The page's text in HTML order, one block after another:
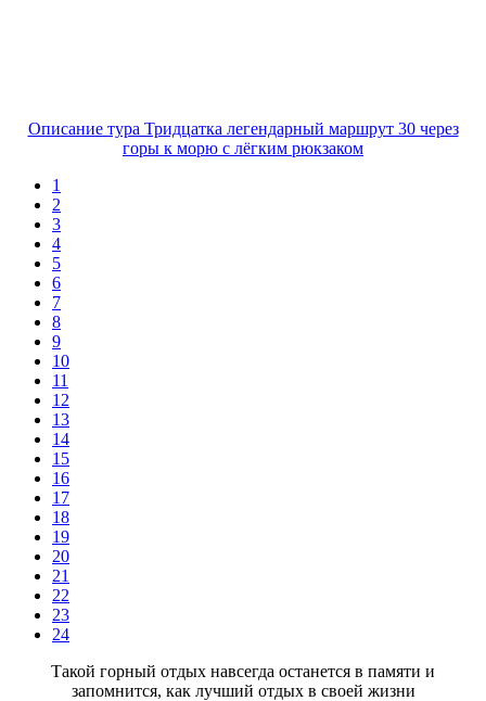
Описание тура Тридцатка легендарный маршрут 30 через
горы к морю с лёгким рюкзаком
1
2
3
4
5
6
7
8
9
10
11
12
13
14
15
16
17
18
19
20
21
22
23
24
Такой горный отдых навсегда останется в памяти и
запомнится, как лучший отдых в своей жизни